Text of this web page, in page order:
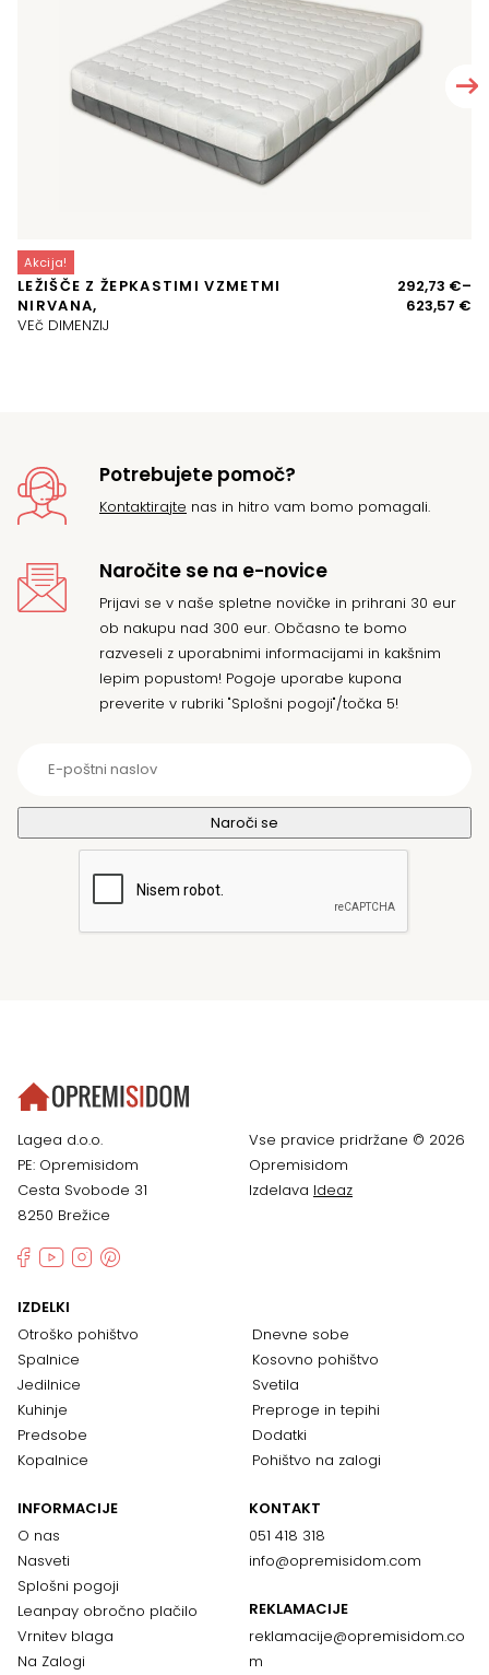
Akcija!
LEŽIŠČE Z ŽEPKASTIMI VZMETMI
NIRVANA,
VEč DIMENZIJ
292,73 €–
623,57 €
Potrebujete pomoč?
Kontaktirajte nas in hitro vam bomo pomagali.
Naročite se na e-novice
Prijavi se v naše spletne novičke in prihrani 30 eur
ob nakupu nad 300 eur. Občasno te bomo
razveseli z uporabnimi informacijami in kakšnim
lepim popustom! Pogoje uporabe kupona
preverite v rubriki "Splošni pogoji"/točka 5!
Lagea d.o.o.
PE: Opremisidom
Cesta Svobode 31
8250 Brežice
Vse pravice pridržane © 2026
Opremisidom
Izdelava Ideaz
IZDELKI
Otroško pohištvo
Spalnice
Jedilnice
Kuhinje
Predsobe
Kopalnice
Dnevne sobe
Kosovno pohištvo
Svetila
Preproge in tepihi
Dodatki
Pohištvo na zalogi
INFORMACIJE
O nas
Nasveti
Splošni pogoji
Leanpay obročno plačilo
Vrnitev blaga
Na Zalogi
KONTAKT
051 418 318
info@opremisidom.com
REKLAMACIJE
reklamacije@opremisidom.co
m